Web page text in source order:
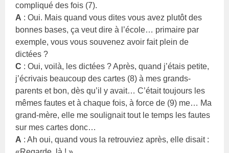
compliqué des fois (7).
A : Oui. Mais quand vous dites vous avez plutôt des
bonnes bases, ça veut dire à l’école… primaire par
exemple, vous vous souvenez avoir fait plein de
dictées ?
C : Oui, voilà, les dictées ? Après, quand j’étais petite,
j’écrivais beaucoup des cartes (8) à mes grands-
parents et bon, dès qu’il y avait… C’était toujours les
mêmes fautes et à chaque fois, à force de (9) me… Ma
grand-mère, elle me soulignait tout le temps les fautes
sur mes cartes donc…
A : Ah oui, quand vous la retrouviez après, elle disait :